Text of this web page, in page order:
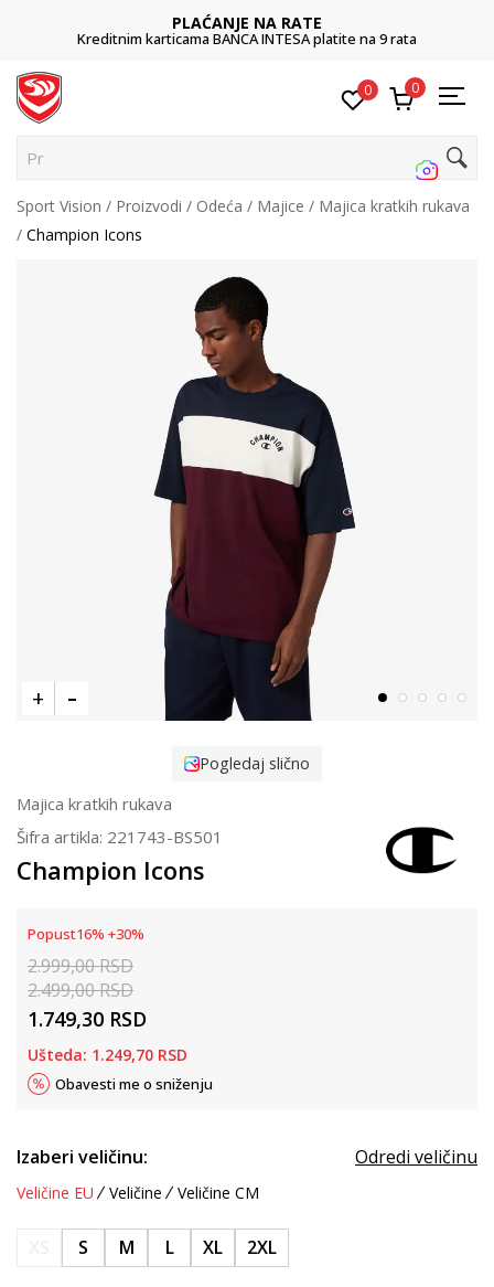
PLAĆANJE NA RATE
Kreditnim karticama BANCA INTESA platite na 9 rata
0 0
Pretr
Sport Vision Proizvodi Odeća Majice
Majica kratkih rukava
Champion Icons
Pogledaj slično
Majica kratkih rukava
Šifra artikla: 221743-BS501
Champion Icons
Popust16% +30%
2.999,00RSD
2.499,00RSD
1.749,30 RSD
Ušteda: 1.249,70 RSD
Obavesti me o sniženju
Izaberi veličinu: Odredi veličinu
Veličine EU Veličine Veličine CM
S M L XL 2XL